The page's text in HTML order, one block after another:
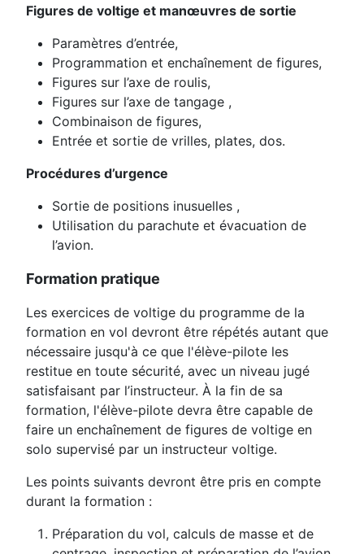
Figures de voltige et manœuvres de sortie
Paramètres d’entrée,
Programmation et enchaînement de figures,
Figures sur l’axe de roulis,
Figures sur l’axe de tangage ,
Combinaison de figures,
Entrée et sortie de vrilles, plates, dos.
Procédures d’urgence
Sortie de positions inusuelles ,
Utilisation du parachute et évacuation de
l’avion.
Formation pratique
Les exercices de voltige du programme de la
formation en vol devront être répétés autant que
nécessaire jusqu'à ce que l'élève-pilote les
restitue en toute sécurité, avec un niveau jugé
satisfaisant par l’instructeur. À la fin de sa
formation, l'élève-pilote devra être capable de
faire un enchaînement de figures de voltige en
solo supervisé par un instructeur voltige.
Les points suivants devront être pris en compte
durant la formation :
Préparation du vol, calculs de masse et de